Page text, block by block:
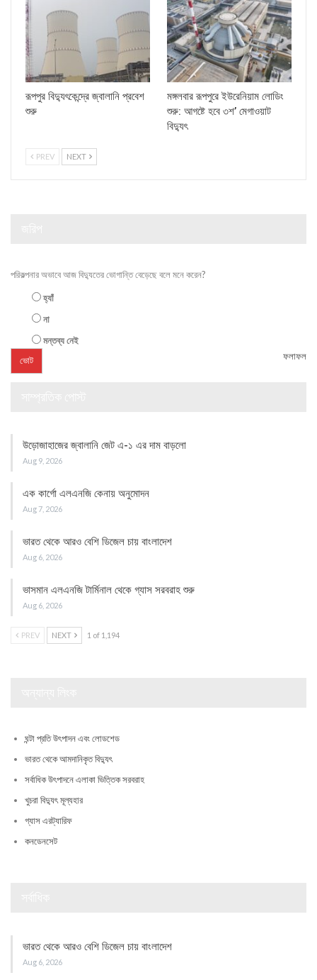
রূপপুর বিদ্যুৎকেন্দ্রে জ্বালানি প্রবেশ
শুরু
মঙ্গলবার রূপপুরে ইউরেনিয়াম লোডিং
শুরু: আগষ্টে হবে ৩শ’ মেগাওয়াট
বিদ্যুৎ
PREV NEXT
পরিকল্পনার অভাবে আজ বিদ্যুতের ভোগান্তি বেড়েছে বলে মনে করেন?
হ্যাঁ
না
মন্তব্য নেই
ফলাফল
উড়োজাহাজের জ্বালানি জেট এ-১ এর দাম বাড়লো
Aug 9, 2026
এক কার্গো এলএনজি কেনায় অনুমোদন
Aug 7, 2026
ভারত থেকে আরও বেশি ডিজেল চায় বাংলাদেশ
Aug 6, 2026
ভাসমান এলএনজি টার্মিনাল থেকে গ্যাস সরবরাহ শুরু
Aug 6, 2026
PREV NEXT 1 of 1,194
ঘন্টা প্রতি উৎপাদন এবং লোডশেড
ভারত থেকে আমদানিকৃত বিদ্যুৎ
সর্বাধিক উৎপাদনে এলাকা ভিত্তিক সরবরাহ
খুচরা বিদ্যুৎ মূল্যহার
গ্যাস এরট্যারিফ
কনডেনসেট
ভারত থেকে আরও বেশি ডিজেল চায় বাংলাদেশ
Aug 6, 2026